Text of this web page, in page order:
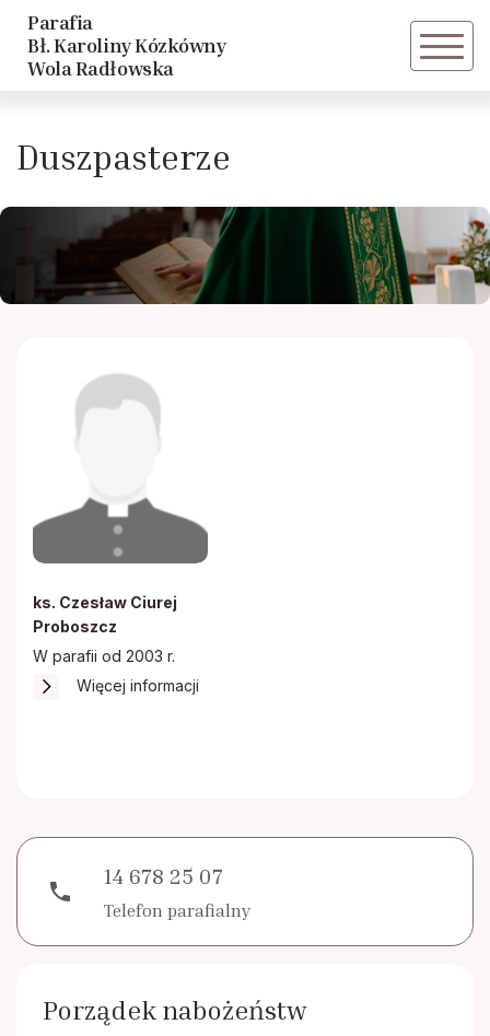
Parafia
Bł. Karoliny Kózkówny
Wola Radłowska
Duszpasterze
Duszpasterze
phone
14 678 25 07
Telefon parafialny
Porządek nabożeństw
ks. Czesław Ciurej
Proboszcz
W parafii od 2003 r.
Więcej informacji